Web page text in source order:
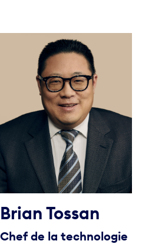
Brian Tossan
Chef de la technologie